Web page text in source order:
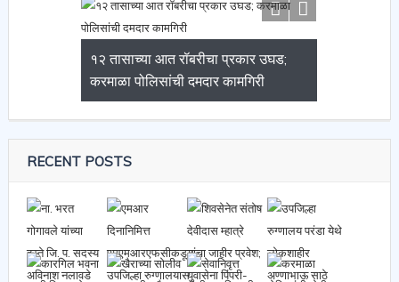
१२ तासाच्या आत रॉबरीचा प्रकार उघड;
करमाळा पोलिसांची दमदार कामगिरी
RECENT POSTS